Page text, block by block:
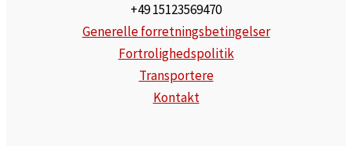
+49 15123569470
Generelle forretningsbetingelser
Fortrolighedspolitik
Transportere
Kontakt